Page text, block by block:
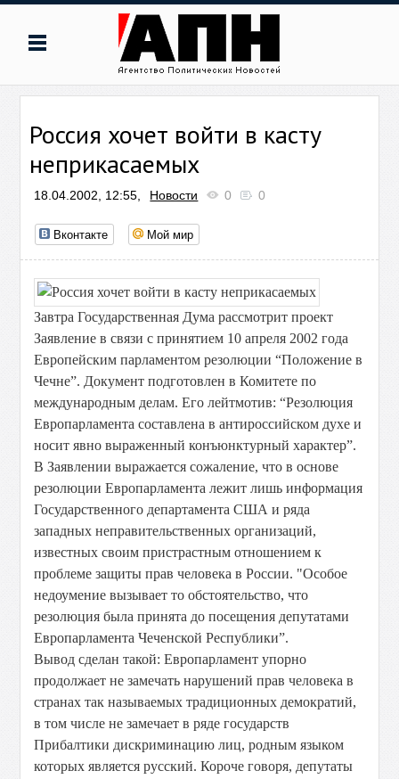
Россия хочет войти в касту
неприкасаемых
18.04.2002, 12:55, Новости 0 0
Вконтакте Мой мир
Завтра Государственная Дума рассмотрит проект
Заявление в связи с принятием 10 апреля 2002 года
Европейским парламентом резолюции “Положение в
Чечне”. Документ подготовлен в Комитете по
международным делам. Его лейтмотив: “Резолюция
Европарламента составлена в антироссийском духе и
носит явно выраженный конъюнктурный характер”.
В Заявлении выражается сожаление, что в основе
резолюции Европарламента лежит лишь информация
Государственного департамента США и ряда
западных неправительственных организаций,
известных своим пристрастным отношением к
проблеме защиты прав человека в России. "Особое
недоумение вызывает то обстоятельство, что
резолюция была принята до посещения депутатами
Европарламента Чеченской Республики”.
Вывод сделан такой: Европарламент упорно
продолжает не замечать нарушений прав человека в
странах так называемых традиционных демократий,
в том числе не замечает в ряде государств
Прибалтики дискриминацию лиц, родным языком
которых является русский. Короче говоря, депутаты